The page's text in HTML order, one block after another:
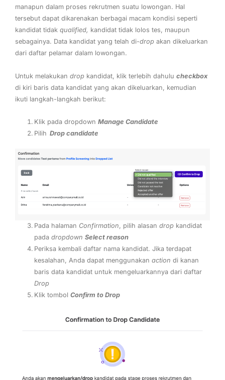
manapun dalam proses rekrutmen suatu lowongan. Hal
tersebut dapat dikarenakan berbagai macam kondisi seperti
kandidat tidak qualified, kandidat tidak lolos tes, maupun
sebagainya. Data kandidat yang telah di-drop akan dikeluarkan
dari daftar pelamar dalam lowongan.
Untuk melakukan drop kandidat, klik terlebih dahulu checkbox
di kiri baris data kandidat yang akan dikeluarkan, kemudian
ikuti langkah-langkah berikut:
Klik pada dropdownManage Candidate
Pilih Drop candidate
Pada halaman Confirmation, pilih alasandrop kandidat
padadropdown Select reason
Periksa kembali daftar nama kandidat. Jika terdapat
kesalahan, Anda dapat menggunakanactiondi kanan
baris data kandidat untuk mengeluarkannya dari daftar
Drop
Klik tombolConfirm to Drop